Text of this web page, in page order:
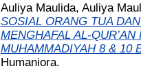
Auliya Maulida, Auliya
SOSIAL ORANG TUA
MENGHAFAL AL-
MUHAMMADIYAH 8 & 10
Humaniora.